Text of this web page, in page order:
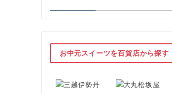
お中元スイーツを百貨店から探す